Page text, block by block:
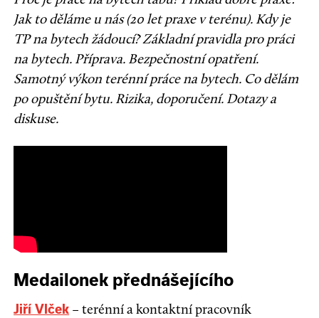
Jak to děláme u nás (20 let praxe v terénu). Kdy je
TP na bytech žádoucí? Základní pravidla pro práci
na bytech. Příprava. Bezpečnostní opatření.
Samotný výkon terénní práce na bytech. Co dělám
po opuštění bytu. Rizika, doporučení. Dotazy a
diskuse.
Medailonek přednášejícího
Jiří Vlček – terénní a kontaktní pracovník